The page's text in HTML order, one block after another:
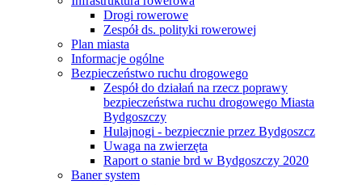
Drogi rowerowe
Zespół ds. polityki rowerowej
Plan miasta
Informacje ogólne
Bezpieczeństwo ruchu drogowego
Zespół do działań na rzecz poprawy
bezpieczeństwa ruchu drogowego Miasta
Bydgoszczy
Hulajnogi - bezpiecznie przez Bydgoszcz
Uwaga na zwierzęta
Raport o stanie brd w Bydgoszczy 2020
Baner system